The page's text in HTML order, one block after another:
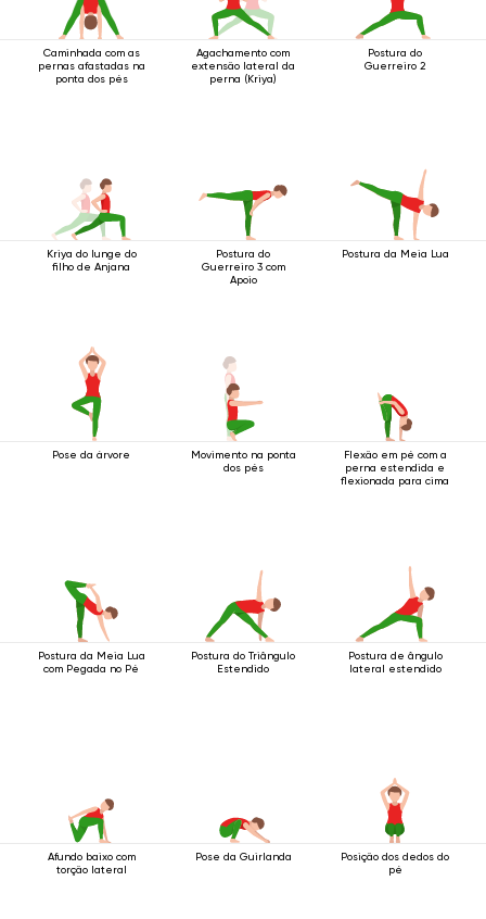
Caminhada com as
pernas afastadas na
ponta dos pés
Agachamento com
extensão lateral da
perna (Kriya)
Postura do
Guerreiro 2
Kriya do lunge do
filho de Anjana
Postura do
Guerreiro 3 com
Apoio
Postura da Meia Lua
Pose da árvore
Movimento na ponta
dos pés
Flexão em pé com a
perna estendida e
flexionada para cima
Postura da Meia Lua
com Pegada no Pé
Postura do Triângulo
Estendido
Postura de ângulo
lateral estendido
Afundo baixo com
torção lateral
Pose da Guirlanda
Posição dos dedos do
pé